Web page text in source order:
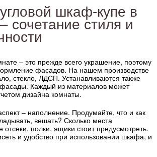
шкаф-купе в
сочетание стиля и
– это прежде всего украшение, поэтому
фасадов. На нашем производстве
стекло, ЛДСП. Устанавливаются также
Каждый из материалов может
дизайна комнаты.
– наполнение. Продумайте, что и как
вешать? Сколько места
отсеки, полки, ящики стоит предусмотреть.
и удобство при использовании шкафа, и